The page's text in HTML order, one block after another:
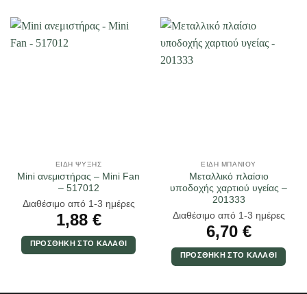
ΕΊΔΗ ΨΎΞΗΣ
Mini ανεμιστήρας – Mini Fan
– 517012
Διαθέσιμο από 1-3 ημέρες
1,88 €
ΠΡΟΣΘΉΚΗ ΣΤΟ ΚΑΛΆΘΙ
ΕΊΔΗ ΜΠΆΝΙΟΥ
Μεταλλικό πλαίσιο
υποδοχής χαρτιού υγείας –
201333
Διαθέσιμο από 1-3 ημέρες
6,70 €
ΠΡΟΣΘΉΚΗ ΣΤΟ ΚΑΛΆΘΙ